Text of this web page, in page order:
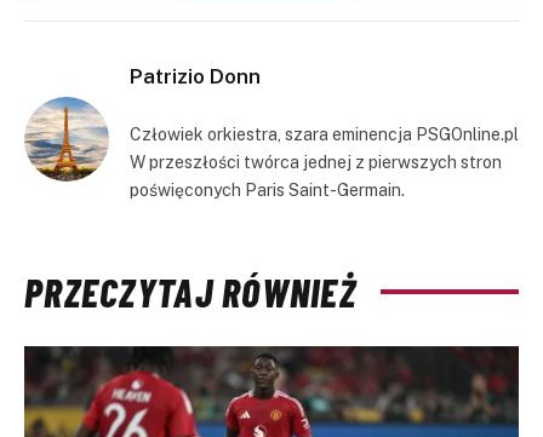
Patrizio Donn
Człowiek orkiestra, szara eminencja PSGOnline.pl
W przeszłości twórca jednej z pierwszych stron
poświęconych Paris Saint-Germain.
PRZECZYTAJ RÓWNIEŻ